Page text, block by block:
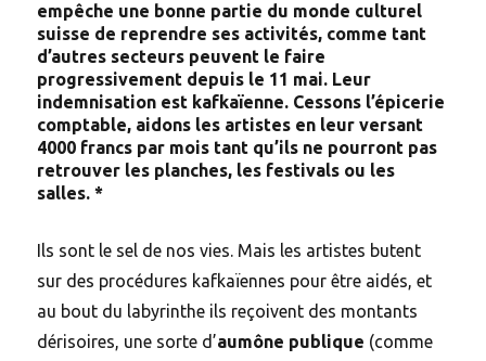
empêche une bonne partie du monde culturel
suisse de reprendre ses activités, comme tant
d’autres secteurs peuvent le faire
progressivement depuis le 11 mai. Leur
indemnisation est kafkaïenne. Cessons l’épicerie
comptable, aidons les artistes en leur versant
4000 francs par mois tant qu’ils ne pourront pas
retrouver les planches, les festivals ou les
salles. *
Ils sont le sel de nos vies. Mais les artistes butent
sur des procédures kafkaïennes pour être aidés, et
au bout du labyrinthe ils reçoivent des montants
dérisoires, une sorte d’aumône publique (comme